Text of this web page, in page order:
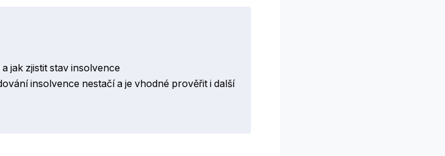
jak zjistit stav insolvence
insolvence nestačí a je vhodné prověřit i další